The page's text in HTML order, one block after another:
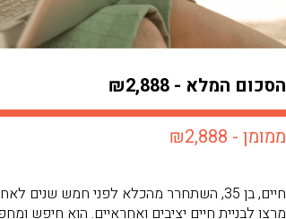
הסכום המלא - ₪2,888
ממומן - ₪2,888
חיים, בן 35, השתחרר מהכלא לפני חמש
מרצו לבניית חיים יציבים ואחראיים. הוא